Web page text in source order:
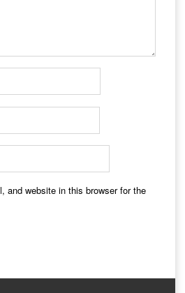
and website in this browser for the